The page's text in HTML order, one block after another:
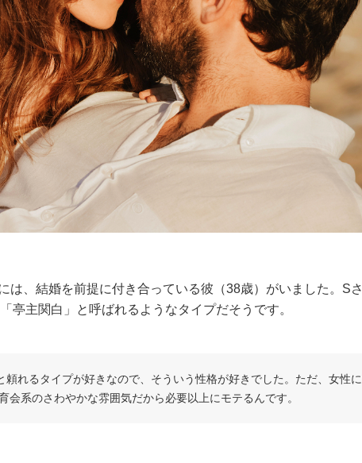
は、結婚を前提に付き合っている彼（38歳）がいました。S
亭主関白」と呼ばれるようなタイプだそうです。
頼れるタイプが好きなので、そういう性格が好きでした。ただ、女性
会系のさわやかな雰囲気だから必要以上にモテるんです。